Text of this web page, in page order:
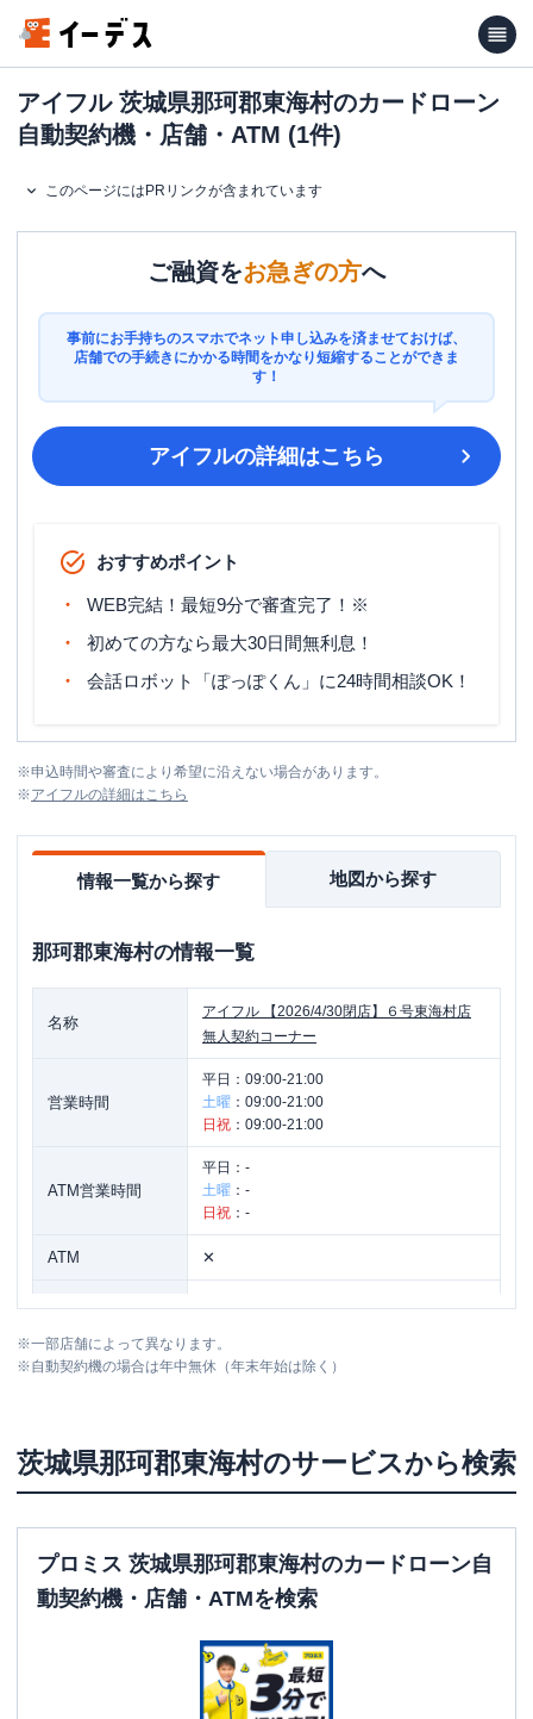
アイフル 茨城県那珂郡東海村のカードローン
自動契約機・店舗・ATM (1件)
このページにはPRリンクが含まれています
ご融資をお急ぎの方へ
事前にお手持ちのスマホでネット申し込みを済ませておけば、
店舗での手続きにかかる時間をかなり短縮することができま
す！
アイフルの詳細はこちら
おすすめポイント
WEB完結！最短9分で審査完了！※
初めての方なら最大30日間無利息！
会話ロボット「ぽっぽくん」に24時間相談OK！
※申込時間や審査により希望に沿えない場合があります。
※アイフルの詳細はこちら
情報一覧から探す 地図から探す
那珂郡東海村の情報一覧
名称
アイフル
【2026/4/30閉店】６号東海村店
無人契約コーナー
営業時間
平日： 09:00-21:00
土曜 ： 09:00-21:00
日祝 ： 09:00-21:00
ATM営業時間
平日： -
土曜 ： -
日祝 ： -
ATM ✕
住所 茨城県那珂郡東海村舟石川６１３－３０
※一部店舗によって異なります。
※自動契約機の場合は年中無休（年末年始は除く）
茨城県那珂郡東海村のサービスから検索
プロミス 茨城県那珂郡東海村のカードローン自
動契約機・店舗・ATMを検索